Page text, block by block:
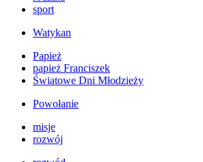
sport
Watykan
Papież
papież Franciszek
Światowe Dni Młodzieży
Powołanie
misje
rozwój